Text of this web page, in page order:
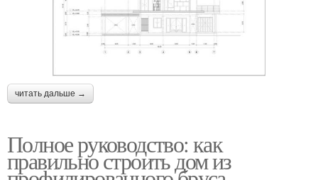
читать дальше →
Полное руководство: как
правильно строить дом из